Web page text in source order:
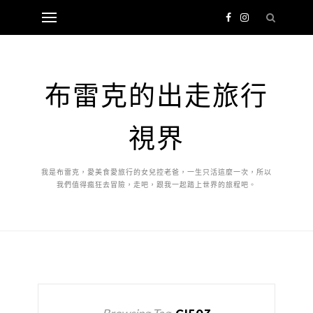
布雷克的出走旅行
視界
我是布雷克，愛美食愛旅行的女兒控老爸，一生只活這麼一次，所以
我們值得瘋狂去冒險，走吧，跟我一起踏上世界的旅程吧。